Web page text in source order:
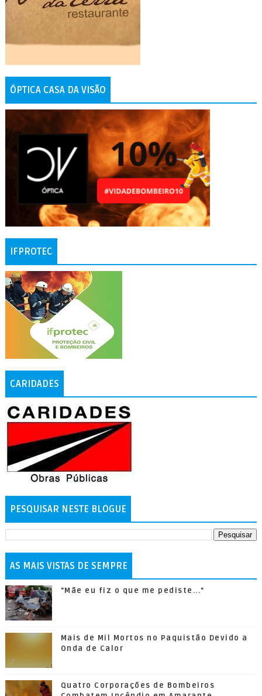
ÓPTICA CASA DA VISÃO
IFPROTEC
CARIDADES
PESQUISAR NESTE BLOGUE
AS MAIS VISTAS DE SEMPRE
"Mãe eu fiz o que me pediste..."
Mais de Mil Mortos no Paquistão Devido a
Onda de Calor
Quatro Corporações de Bombeiros